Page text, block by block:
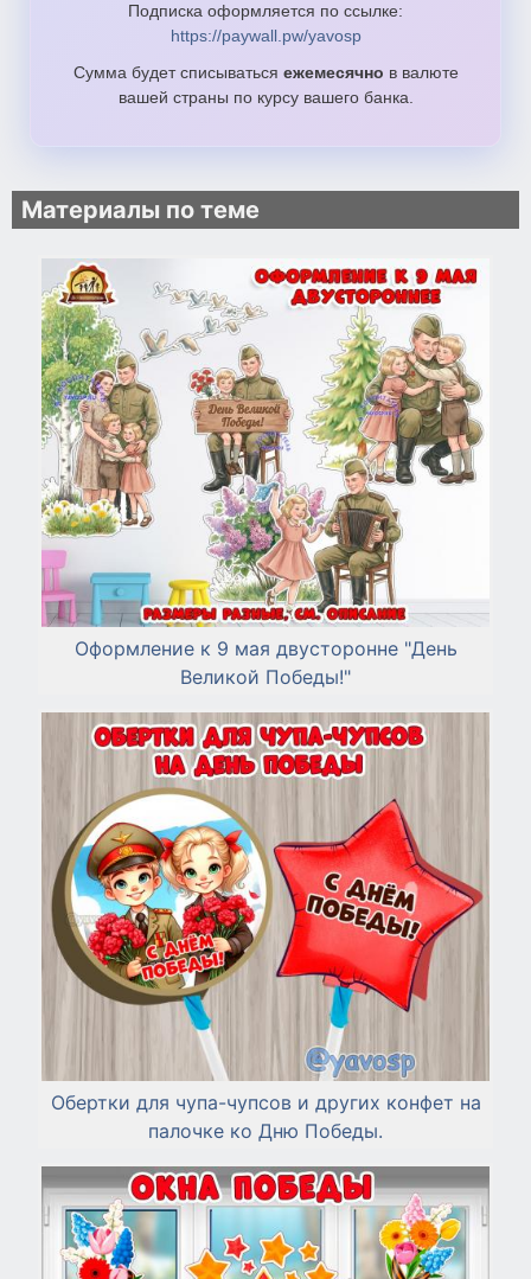
Подписка оформляется по ссылке:
https://paywall.pw/yavosp
Сумма будет списываться ежемесячно в валюте
вашей страны по курсу вашего банка.
Материалы по теме
Оформление к 9 мая двусторонне "День
Великой Победы!"
Обертки для чупа-чупсов и других конфет на
палочке ко Дню Победы.